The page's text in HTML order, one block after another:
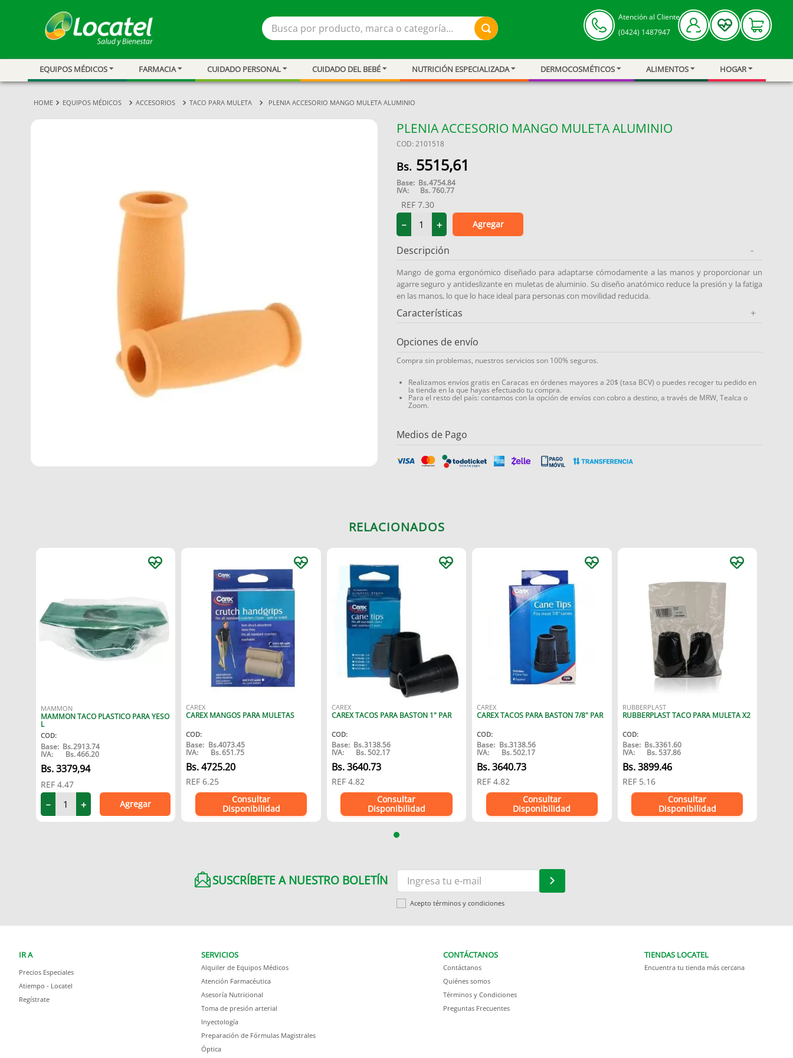
Busca por producto, marca o categoría...
Atención al Cliente
(0424) 1487947
EQUIPOS MÉDICOS FARMACIA CUIDADO PERSONAL CUIDADO DEL BEBÉ NUTRICIÓN ESPECIALIZADA DERMOCOSMÉTICOS ALIMENTOS HOGAR
EQUIPOS MÉDICOS ACCESORIOS TACO PARA MULETA PLENIA ACCESORIO MANGO MULETA ALUMINIO
PLENIA ACCESORIO MANGO MULETA ALUMINIO
COD: 2101518
5515,61
Base: Bs.4754.84
IVA: Bs.760.77
REF 7.30
＋
－ Agregar
Descripción -
Mango de goma ergonómico diseñado para adaptarse cómodamente a las manos y proporcionar un
agarre seguro y antideslizante en muletas de aluminio. Su diseño anatómico reduce la presión y la fatiga
en las manos, lo que lo hace ideal para personas con movilidad reducida.
Características +
Opciones de envío
Compra sin problemas, nuestros servicios son 100% seguros.
Realizamos envíos gratis en Caracas en órdenes mayores a 20$ (tasa BCV) o puedes recoger tu pedido en
la tienda en la que hayas efectuado tu compra.
Para el resto del país: contamos con la opción de envíos con cobro a destino, a través de MRW, Tealca o
Zoom.
Medios de Pago
RELACIONADOS
MAMMON
MAMMON TACO PLASTICO PARA YESO
L
COD:
Base: Bs.2913.74
IVA: Bs.466.20
3379,94
REF4.47
＋
－ Agregar
CAREX
CAREX MANGOS PARA MULETAS
COD:
Base: Bs.4073.45
IVA: Bs.651.75
Bs.4725.20
REF6.25
Consultar
Disponibilidad
CAREX
CAREX TACOS PARA BASTON 1" PAR
COD:
Base: Bs.3138.56
IVA: Bs.502.17
Bs.3640.73
REF 4.82
Consultar
Disponibilidad
CAREX
CAREX TACOS PARA BASTON 7/8" PAR
COD:
Base: Bs.3138.56
IVA: Bs.502.17
Bs.3640.73
REF4.82
Consultar
Disponibilidad
RUBBERPLAST
RUBBERPLAST TACO PARA MULETA X2
COD:
Base: Bs.3361.60
IVA: Bs.537.86
Bs.3899.46
REF 5.16
Consultar
Disponibilidad
SUSCRÍBETE A NUESTRO BOLETÍN
Acepto términos y condiciones
IR A
Precios Especiales
Atiempo - Locatel
Regístrate
SERVICIOS
Alquiler de Equipos Médicos
Atención Farmacéutica
Asesoría Nutricional
Toma de presión arterial
Inyectología
Preparación de Fórmulas Magistrales
Óptica
CONTÁCTANOS
Contáctanos
Quiénes somos
Términos y Condiciones
Preguntas Frecuentes
TIENDAS LOCATEL
Encuentra tu tienda más cercana
3.
tensiometro